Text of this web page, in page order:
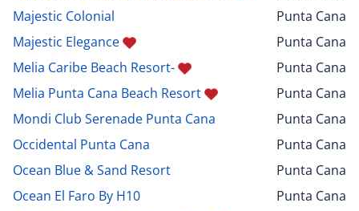
Majestic Colonial
Punta Cana
Majestic Elegance
Punta Cana
Melia Caribe Beach Resort-
Punta Cana
Melia Punta Cana Beach Resort
Punta Cana
Mondi Club Serenade Punta Cana
Punta Cana
Occidental Punta Cana
Punta Cana
Ocean Blue & Sand Resort
Punta Cana
Ocean El Faro By H10
Punta Cana